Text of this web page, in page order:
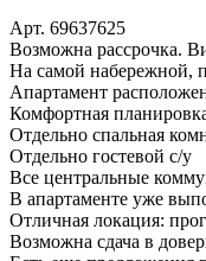
Арт. 69637625
Возможна рассрочка.
На самой набережной,
Апартамент
Комфортная
Отдельно спальная
Отдельно гостевой с/у
Все центральные
В апартаменте уже
Отличная локация:
Возможна сдача в